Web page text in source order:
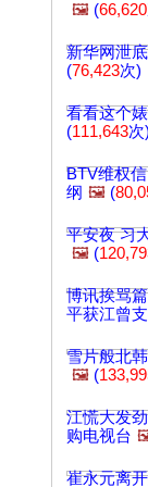
🖼️ (66,620
新华网泄
(76,423次)
看看这个
(111,643次)
BTV维权
纲 🖼️ (
平安夜 习
🖼️ (
博讯挨骂
平获江曾
雪片般北
🖼️ (
江慌大发
购电视台
崔永元离